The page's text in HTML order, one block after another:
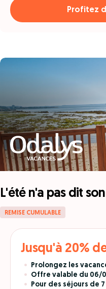
Profitez
L'été n'a pas dit
REMISE CUMULABLE
Jusqu'à 20%
Prolongez les
Offre valable du 06/
Pour des séjours de